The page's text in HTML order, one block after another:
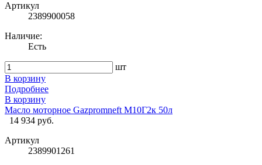
Артикул
2389900058
Наличие:
Есть
шт
В корзину
Подробнее
В корзину
Масло моторное Gazpromneft М10Г2к 50л
14 934 руб.
Артикул
2389901261